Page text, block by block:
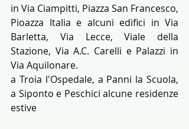
in Via Ciampitti, Piazza San Francesco,
Pioazza Italia e alcuni edifici in Via
Barletta, Via Lecce, Viale della
Stazione, Via A.C. Carelli e Palazzi in
Via Aquilonare.
a Troia l'Ospedale, a Panni la Scuola,
a Siponto e Peschici alcune residenze
estive